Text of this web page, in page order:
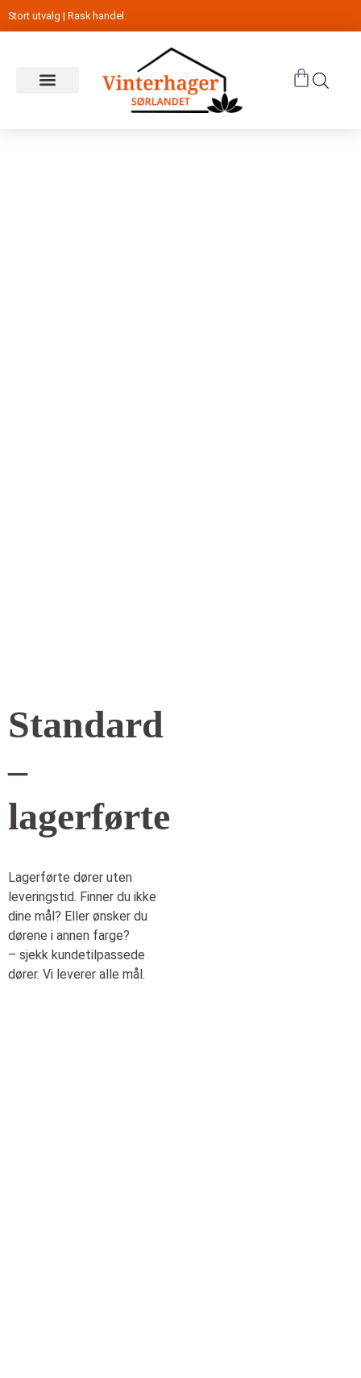
Stort utvalg | Rask handel
Standard
–
lagerførte
Lagerførte dører uten
leveringstid. Finner du ikke
dine mål? Eller ønsker du
dørene i annen farge?
– sjekk kundetilpassede
dører. Vi leverer alle mål.